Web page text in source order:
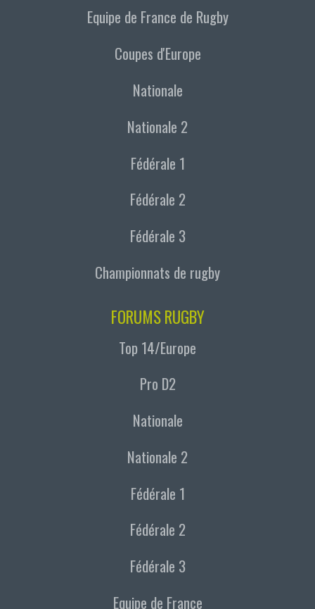
Equipe de France de Rugby
Coupes d'Europe
Nationale
Nationale 2
Fédérale 1
Fédérale 2
Fédérale 3
Championnats de rugby
FORUMS RUGBY
Top 14/Europe
Pro D2
Nationale
Nationale 2
Fédérale 1
Fédérale 2
Fédérale 3
Equipe de France